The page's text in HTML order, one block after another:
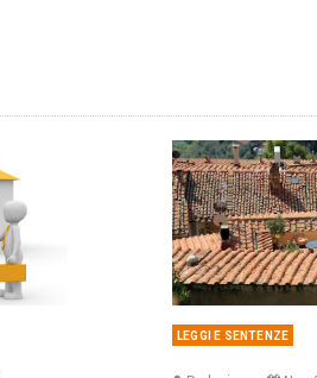
LEGGI E SENTENZE